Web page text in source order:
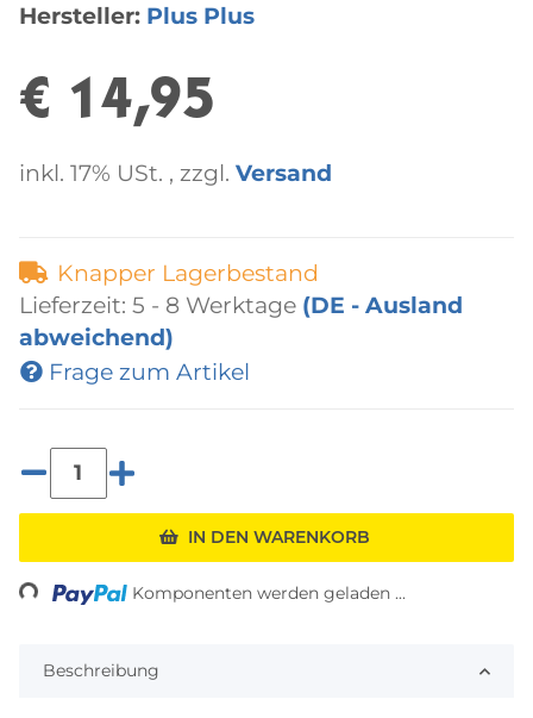
Hersteller: Plus Plus
€ 14,95
inkl. 17% USt. , zzgl. Versand
Knapper Lagerbestand
Lieferzeit: 5 - 8 Werktage (DE - Ausland
abweichend)
Frage zum Artikel
IN DEN WARENKORB
Komponenten werden geladen ...
Beschreibung